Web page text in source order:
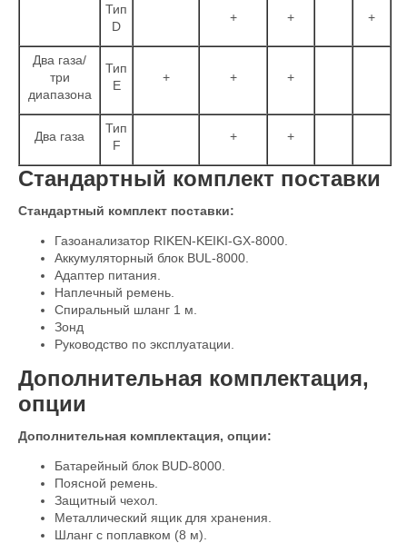
Тип
D
+ + +
Два газа/
три
диапазона
Тип
Е
+ + +
Два газа
Тип
F
+ +
Стандартный комплект поставки
Стандартный комплект поставки:
Газоанализатор RIKEN-KEIKI-GX-8000.
Аккумуляторный блок BUL-8000.
Адаптер питания.
Наплечный ремень.
Спиральный шланг 1 м.
Зонд
Руководство по эксплуатации.
Дополнительная комплектация,
опции
Дополнительная комплектация, опции:
Батарейный блок BUD-8000.
Поясной ремень.
Защитный чехол.
Металлический ящик для хранения.
Шланг с поплавком (8 м).